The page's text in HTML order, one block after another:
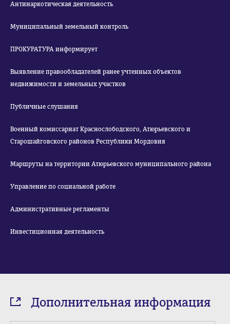
Антинаркотическая деятельность
Муниципальный земельный контроль
ПРОКУРАТУРА информирует
Выявление правообладателей ранее учтенных объектов
недвижимости и земельных участков
Публичные слушания
Военный комиссариат Краснослободского, Атюрьевского и
Старошайговского районов Республики Мордовия
Маршруты на территории Атюрьевского муниципального района
Управление по социальной работе
Административные регламенты
Инвестиционная деятельность
Дополнительная информация